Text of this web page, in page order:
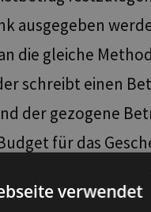
ausgegeben
die gleiche
schreibt einen
der gezogene
für das
Unterschiede
oder wenigerverwendet